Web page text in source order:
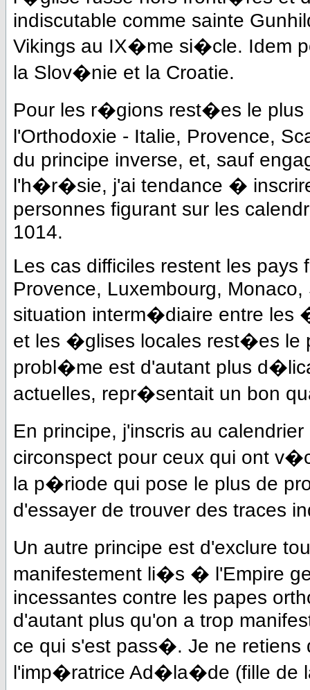
indiscutable comme sainte
Vikings au IX�me si�cle. Idem
la Slov�nie et la Croatie.
Pour les r�gions rest�es le
l'Orthodoxie - Italie, Provence,
du principe inverse, et, sauf
l'h�r�sie, j'ai tendance �
personnes figurant sur les
1014.
Les cas difficiles restent les
Provence, Luxembourg,
situation interm�diaire entre
et les �glises locales rest�es le
probl�me est d'autant plus
actuelles, repr�sentait un bon
En principe, j'inscris au
circonspect pour ceux qui ont
la p�riode qui pose le plus de
d'essayer de trouver des traces
Un autre principe est d'exclure
manifestement li�s � l'Empire
incessantes contre les papes
d'autant plus qu'on a trop
ce qui s'est pass�. Je ne
l'imp�ratrice Ad�la�de (fille de